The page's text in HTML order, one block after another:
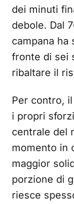
dei minuti
debole. Dal
campana ha
fronte di sei
ribaltare il
Per contro, il
i propri
centrale del
momento in
maggior
porzione di
riesce